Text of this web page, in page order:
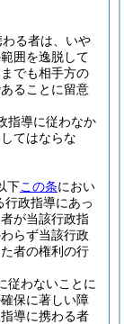
る者は、いや
囲を逸脱して
でも相手方の
ることに留意
指導に従わなか
てはならな
下この条におい
行政指導にあっ
が当該行政指
らず当該行政
者の権利の行
従わないことに
保に著しい障
導に携わる者